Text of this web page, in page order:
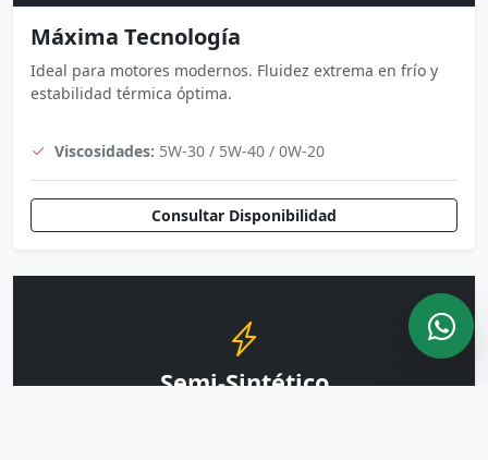
Máxima Tecnología
Ideal para motores modernos. Fluidez extrema en frío y
estabilidad térmica óptima.
Viscosidades: 5W-30 / 5W-40 / 0W-20
Consultar Disponibilidad
Semi-Sintético